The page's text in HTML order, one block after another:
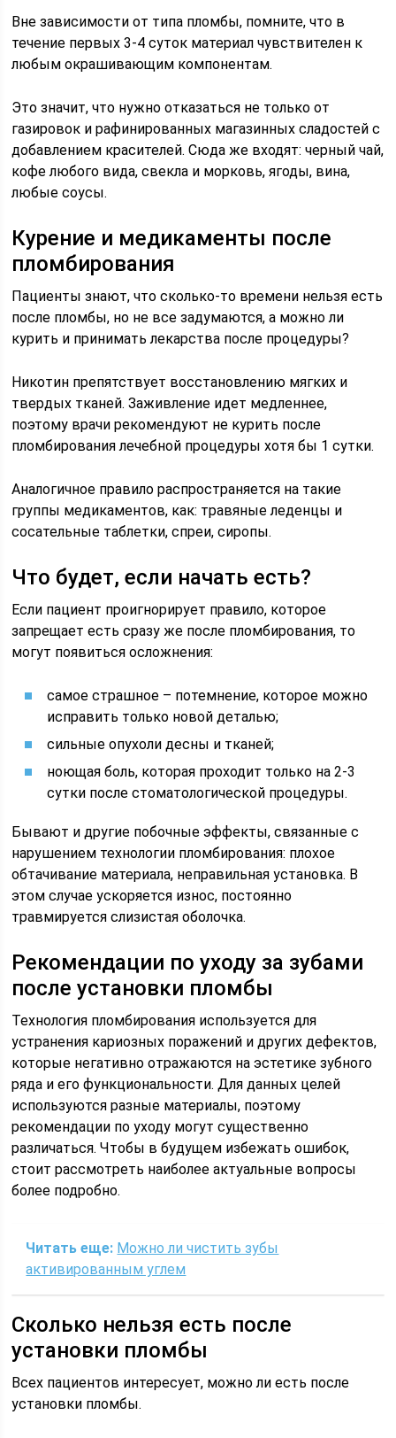
Вне зависимости от типа пломбы, помните, что в
течение первых 3-4 суток материал чувствителен к
любым окрашивающим компонентам.
Это значит, что нужно отказаться не только от
газировок и рафинированных магазинных сладостей с
добавлением красителей. Сюда же входят: черный чай,
кофе любого вида, свекла и морковь, ягоды, вина,
любые соусы.
Курение и медикаменты после
пломбирования
Пациенты знают, что сколько-то времени нельзя есть
после пломбы, но не все задумаются, а можно ли
курить и принимать лекарства после процедуры?
Никотин препятствует восстановлению мягких и
твердых тканей. Заживление идет медленнее,
поэтому врачи рекомендуют не курить после
пломбирования лечебной процедуры хотя бы 1 сутки.
Аналогичное правило распространяется на такие
группы медикаментов, как: травяные леденцы и
сосательные таблетки, спреи, сиропы.
Что будет, если начать есть?
Если пациент проигнорирует правило, которое
запрещает есть сразу же после пломбирования, то
могут появиться осложнения:
самое страшное – потемнение, которое можно
исправить только новой деталью;
сильные опухоли десны и тканей;
ноющая боль, которая проходит только на 2-3
сутки после стоматологической процедуры.
Бывают и другие побочные эффекты, связанные с
нарушением технологии пломбирования: плохое
обтачивание материала, неправильная установка. В
этом случае ускоряется износ, постоянно
травмируется слизистая оболочка.
Рекомендации по уходу за зубами
после установки пломбы
Технология пломбирования используется для
устранения кариозных поражений и других дефектов,
которые негативно отражаются на эстетике зубного
ряда и его функциональности. Для данных целей
используются разные материалы, поэтому
рекомендации по уходу могут существенно
различаться. Чтобы в будущем избежать ошибок,
стоит рассмотреть наиболее актуальные вопросы
более подробно.
Читать еще: Можно ли чистить зубы
активированным углем
Сколько нельзя есть после
установки пломбы
Всех пациентов интересует, можно ли есть после
установки пломбы.